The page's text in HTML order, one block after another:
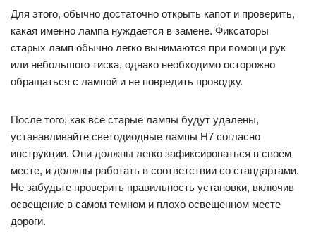
Для этого, обычно достаточно открыть капот и проверить,
какая именно лампа нуждается в замене. Фиксаторы
старых ламп обычно легко вынимаются при помощи рук
или небольшого тиска, однако необходимо осторожно
обращаться с лампой и не повредить проводку.
После того, как все старые лампы будут удалены,
устанавливайте светодиодные лампы H7 согласно
инструкции. Они должны легко зафиксироваться в своем
месте, и должны работать в соответствии со стандартами.
Не забудьте проверить правильность установки, включив
освещение в самом темном и плохо освещенном месте
дороги.